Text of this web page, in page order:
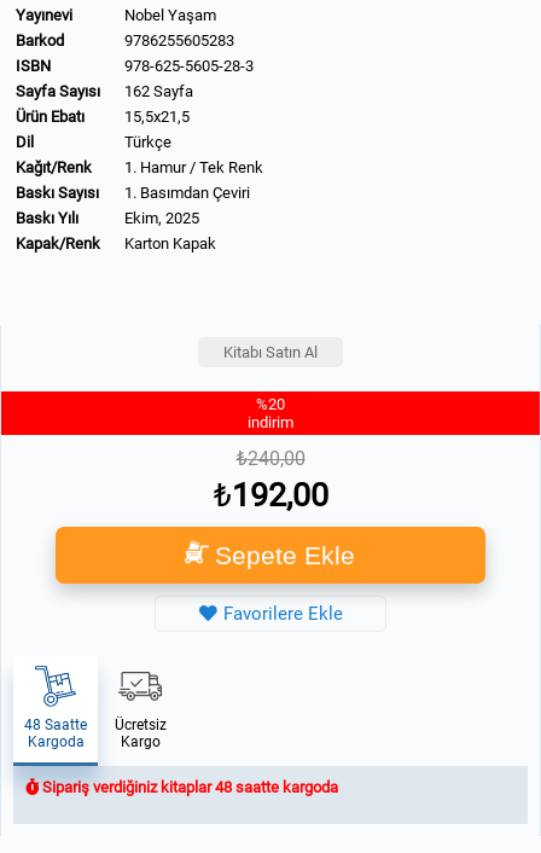
Yayınevi
Nobel Yaşam
Barkod
9786255605283
ISBN
978-625-5605-28-3
Sayfa Sayısı
162 Sayfa
Ürün Ebatı
15,5x21,5
Dil
Türkçe
Kağıt/Renk
1. Hamur / Tek Renk
Baskı Sayısı
1. Basımdan Çeviri
Baskı Yılı
Ekim, 2025
Kapak/Renk
Karton Kapak
Kitabı Satın Al
%20
indirim
240,00
192,00
Sepete Ekle
Favorilere Ekle
48 Saatte
Kargoda
Ücretsiz
Kargo
Sipariş verdiğiniz kitaplar 48 saatte kargoda